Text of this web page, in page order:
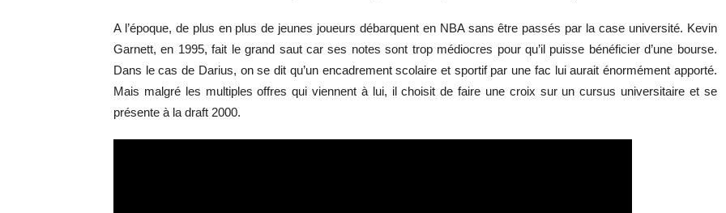
A l’époque, de plus en plus de jeunes joueurs débarquent en NBA sans être passés par la case université. Kevin
Garnett, en 1995, fait le grand saut car ses notes sont trop médiocres pour qu’il puisse bénéficier d’une bourse.
Dans le cas de Darius, on se dit qu’un encadrement scolaire et sportif par une fac lui aurait énormément apporté.
Mais malgré les multiples offres qui viennent à lui, il choisit de faire une croix sur un cursus universitaire et se
présente à la draft 2000.